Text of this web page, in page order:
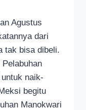
Agustus
dari
tak bisa dibeli.
naik-
begitu
Manokwari